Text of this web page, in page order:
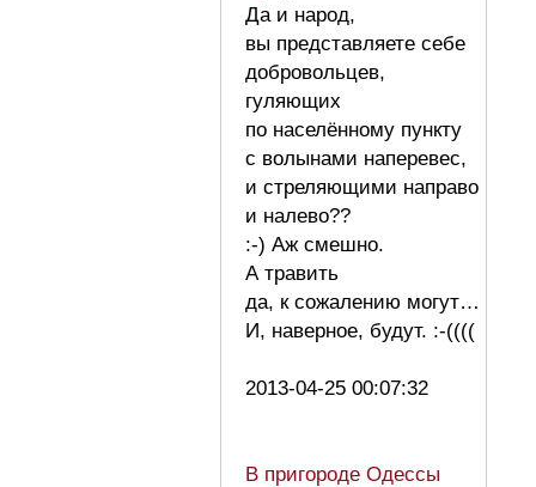
Да и народ,
вы представляете себе
добровольцев,
гуляющих
по населённому пункту
с волынами наперевес,
и стреляющими направо
и налево??
:-) Аж смешно.
А травить
да, к сожалению могут…
И, наверное, будут. :-((((
2013-04-25 00:07:32
В пригороде Одессы